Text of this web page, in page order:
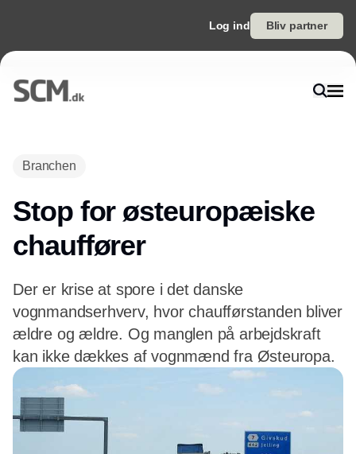
Log ind Bliv partner
Branchen
Stop for østeuropæiske
chauffører
Der er krise at spore i det danske
vognmandserhverv, hvor chaufførstanden bliver
ældre og ældre. Og manglen på arbejdskraft
kan ikke dækkes af vognmænd fra Østeuropa.